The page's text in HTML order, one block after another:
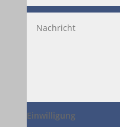
Einwilligung